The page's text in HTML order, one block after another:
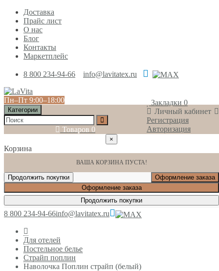
Доставка
Прайс лист
О нас
Блог
Контакты
Маркетплейс
8 800 234-94-66 info@lavitatex.ru
Закладки 0
Личный кабинет
Регистрация
Авторизация
Пн‒Пт 9:00‒18:00
Категории
Товаров 0
×
Корзина
ВАША КОРЗИНА ПУСТА!
Продолжить покупки
Оформление заказа
Оформление заказа
Продолжить покупки
8 800 234-94-66info@lavitatex.ru
Для отелей
Постельное белье
Страйп поплин
Наволочка Поплин страйп (белый)